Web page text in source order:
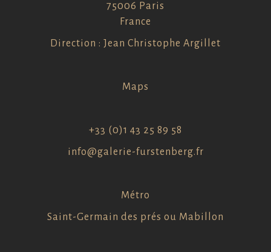
75006 Paris
France
Direction : Jean Christophe Argillet
Maps
+33 (0)1 43 25 89 58
info@galerie-furstenberg.fr
Métro
Saint-Germain des prés ou Mabillon